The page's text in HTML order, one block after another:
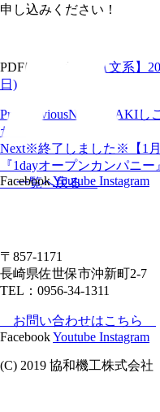
FacebookYoutube Instagram
申し込みください！
PDFはこちら▸
【文系】
日)
Prev PreviousNAGASAKIし
た！
Next※終了しました※【1
『1dayオープンカンパニー
一覧へ戻る
〒857-1171
長崎県佐世保市沖新町2-7
TEL：0956-34-1311
お問い合わせはこちら
FacebookYoutube Instagram
(C) 2019 協和機工株式会社